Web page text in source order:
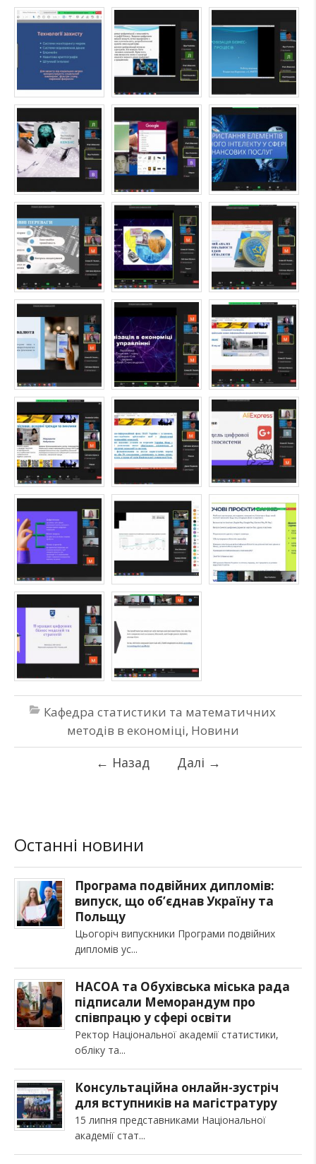
Кафедра статистики та математичних
методів в економіці, Новини
← Назад Далі →
Останні новини
Програма подвійних дипломів:
випуск, що об’єднав Україну та
Польщу
Цьогоріч випускники Програми подвійних
дипломів ус
НАСОА та Обухівська міська рада
підписали Меморандум про
співпрацю у сфері освіти
Ректор Національної академії статистики,
обліку та
Консультаційна онлайн-зустріч
для вступників на магістратуру
15 липня представниками Національної
академії стат